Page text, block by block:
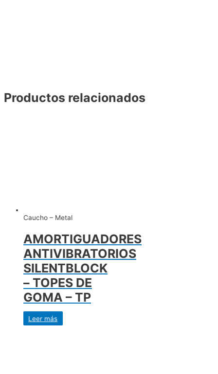
Productos relacionados
Caucho – Metal
AMORTIGUADORES
ANTIVIBRATORIOS
SILENTBLOCK
– TOPES DE
GOMA – TP
Leer más